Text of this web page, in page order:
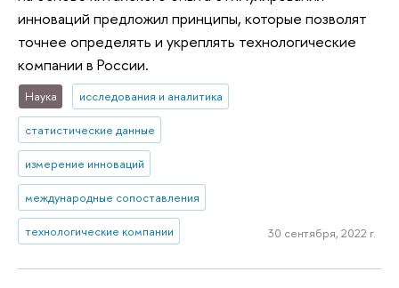
инноваций предложил принципы, которые позволят
точнее определять и укреплять технологические
компании в России.
Наука исследования и аналитика
статистические данные
измерение инноваций
международные сопоставления
технологические компании 30 сентября, 2022 г.